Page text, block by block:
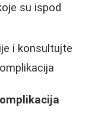
su ispod
i konsultujte